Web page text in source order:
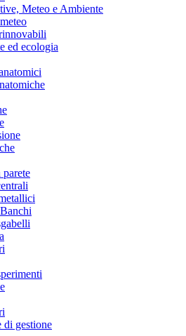
Meteo e Ambiente
ed ecologia
di gestione